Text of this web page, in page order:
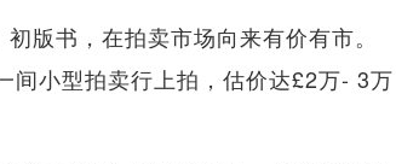
版书，在拍卖市场向来有价有市。
间小型拍卖行上拍，估价达£2万- 3万